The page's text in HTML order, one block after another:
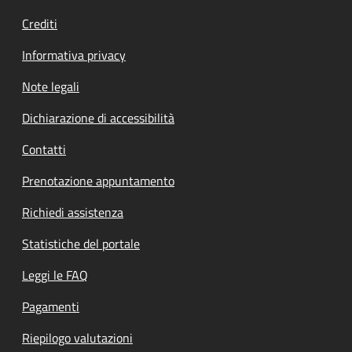
Crediti
Informativa privacy
Note legali
Dichiarazione di accessibilità
Contatti
Prenotazione appuntamento
Richiedi assistenza
Statistiche del portale
Leggi le FAQ
Pagamenti
Riepilogo valutazioni